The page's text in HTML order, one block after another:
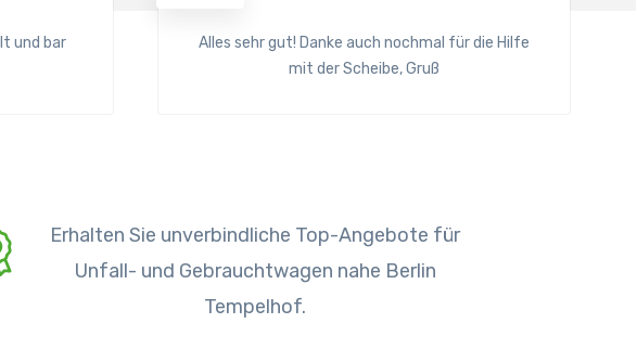
und bar
Alles sehr gut! Danke auch nochmal für die Hilfe
mit der Scheibe, Gruß
Erhalten Sie unverbindliche Top-Angebote für
Unfall- und Gebrauchtwagen nahe Berlin
Tempelhof.